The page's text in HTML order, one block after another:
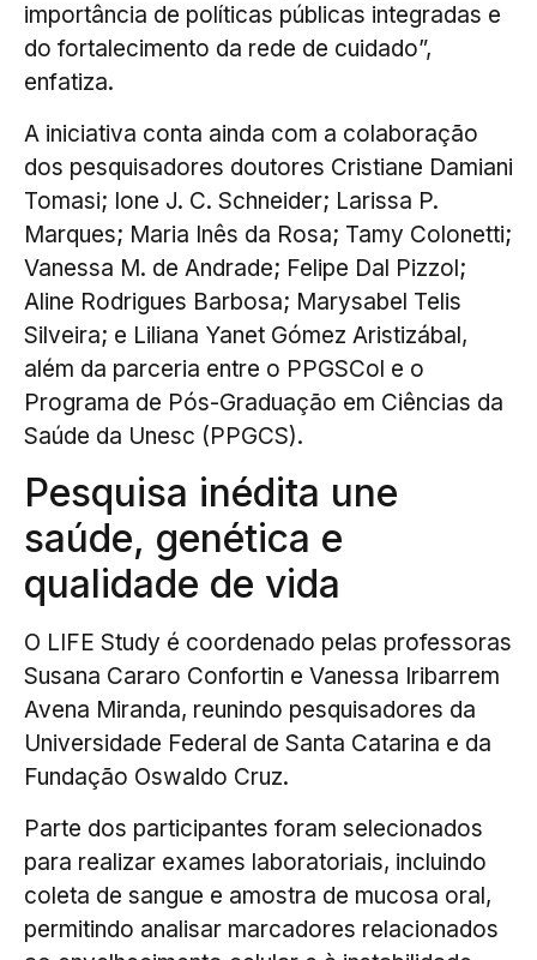
importância de políticas públicas integradas e
do fortalecimento da rede de cuidado”,
enfatiza.
A iniciativa conta ainda com a colaboração
dos pesquisadores doutores Cristiane Damiani
Tomasi; Ione J. C. Schneider; Larissa P.
Marques; Maria Inês da Rosa; Tamy Colonetti;
Vanessa M. de Andrade; Felipe Dal Pizzol;
Aline Rodrigues Barbosa; Marysabel Telis
Silveira; e Liliana Yanet Gómez Aristizábal,
além da parceria entre o PPGSCol e o
Programa de Pós-Graduação em Ciências da
Saúde da Unesc (PPGCS).
Pesquisa inédita une
saúde, genética e
qualidade de vida
O LIFE Study é coordenado pelas professoras
Susana Cararo Confortin e Vanessa Iribarrem
Avena Miranda, reunindo pesquisadores da
Universidade Federal de Santa Catarina e da
Fundação Oswaldo Cruz.
Parte dos participantes foram selecionados
para realizar exames laboratoriais, incluindo
coleta de sangue e amostra de mucosa oral,
permitindo analisar marcadores relacionados